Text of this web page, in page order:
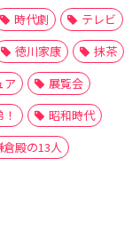
時代劇
テレビ
徳川家康
抹茶
ア
展覧会
昭和時代
倉殿の13人